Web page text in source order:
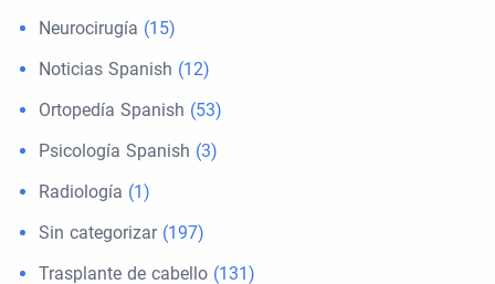
Neurocirugía (15)
Noticias Spanish (12)
Ortopedía Spanish (53)
Psicología Spanish (3)
Radiología (1)
Sin categorizar(197)
Trasplante de cabello (131)